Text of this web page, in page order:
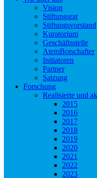
Vision
Stiftungsrat
Stiftungsvorstand
Kuratorium
Geschäftsstelle
AtemBotschafter
Initiatoren
Partner
Satzung
Forschung
Realisierte und
2015
2016
2017
2018
2019
2020
2021
2022
2023